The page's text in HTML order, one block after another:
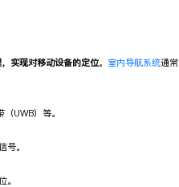
实现对移动设备的定位。 室内导航系统通常
UWB）等。
。